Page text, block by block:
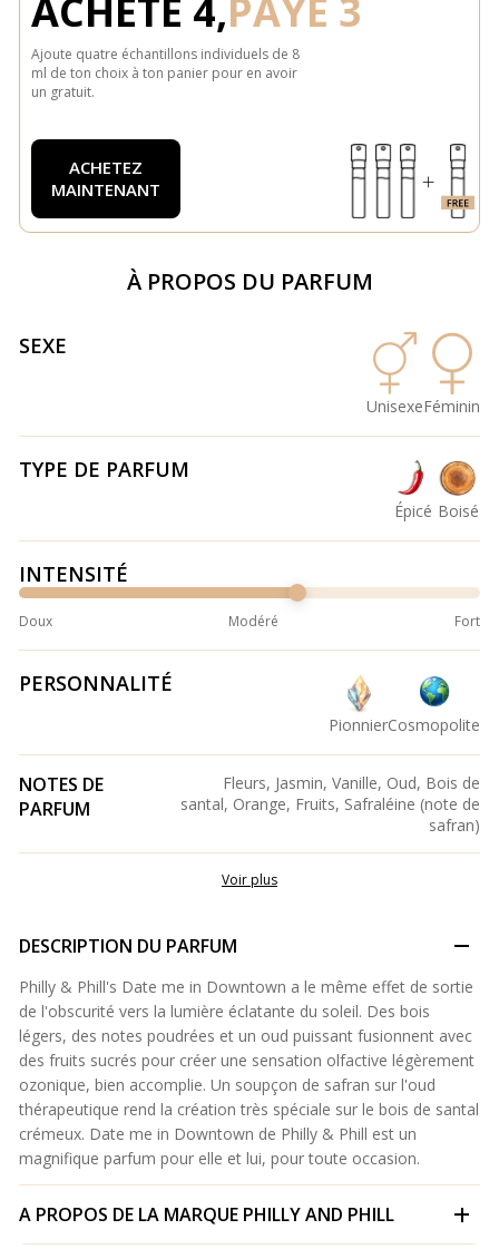
ACHETE 4,PAYE 3
Ajoute quatre échantillons individuels de 8
ml de ton choix à ton panier pour en avoir
un gratuit.
ACHETEZ
MAINTENANT
À PROPOS DU PARFUM
SEXE
UnisexeFéminin
TYPE DE PARFUM
Épicé Boisé
INTENSITÉ
Doux Modéré Fort
PERSONNALITÉ
PionnierCosmopolite
NOTES DE
PARFUM
Fleurs, Jasmin, Vanille, Oud, Bois de
santal, Orange, Fruits, Safraléine (note de
safran)
Voir plus
DESCRIPTION DU PARFUM
Philly & Phill's Date me in Downtown a le même effet de sortie
de l'obscurité vers la lumière éclatante du soleil. Des bois
légers, des notes poudrées et un oud puissant fusionnent avec
des fruits sucrés pour créer une sensation olfactive légèrement
ozonique, bien accomplie. Un soupçon de safran sur l'oud
thérapeutique rend la création très spéciale sur le bois de santal
crémeux. Date me in Downtown de Philly & Phill est un
magnifique parfum pour elle et lui, pour toute occasion.
A PROPOS DE LA MARQUE PHILLY AND PHILL